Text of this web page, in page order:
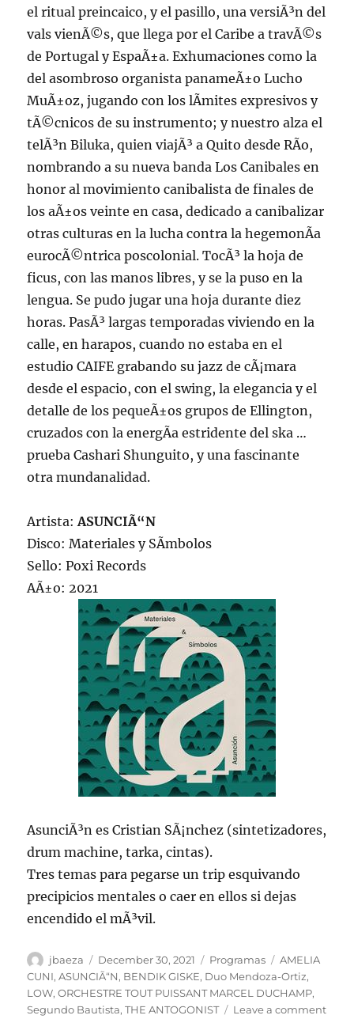
el ritual preincaico, y el pasillo, una versiÃ³n del
vals vienÃ©s, que llega por el Caribe a travÃ©s
de Portugal y EspaÃ±a. Exhumaciones como la
del asombroso organista panameÃ±o Lucho
MuÃ±oz, jugando con los lÃ­mites expresivos y
tÃ©cnicos de su instrumento; y nuestro alza el
telÃ³n Biluka, quien viajÃ³ a Quito desde RÃ­o,
nombrando a su nueva banda Los Canibales en
honor al movimiento canibalista de finales de
los aÃ±os veinte en casa, dedicado a canibalizar
otras culturas en la lucha contra la hegemonÃ­a
eurocÃ©ntrica poscolonial. TocÃ³ la hoja de
ficus, con las manos libres, y se la puso en la
lengua. Se pudo jugar una hoja durante diez
horas. PasÃ³ largas temporadas viviendo en la
calle, en harapos, cuando no estaba en el
estudio CAIFE grabando su jazz de cÃ¡mara
desde el espacio, con el swing, la elegancia y el
detalle de los pequeÃ±os grupos de Ellington,
cruzados con la energÃ­a estridente del ska …
prueba Cashari Shunguito, y una fascinante
otra mundanalidad.
Artista:ASUNCIÃ“N
Disco: Materiales y SÃ­mbolos
Sello: Poxi Records
AÃ±o: 2021
AsunciÃ³n es Cristian SÃ¡nchez (sintetizadores,
drum machine, tarka, cintas).
Tres temas para pegarse un trip esquivando
precipicios mentales o caer en ellos si dejas
encendido el mÃ³vil.
Author
jbaeza
Posted
on
December 30, 2021 Categories
Programas Tags
AMELIA
CUNI,ASUNCIÃ“N, BENDIK GISKE, Duo Mendoza-Ortiz,
LOW,ORCHESTRE TOUT PUISSANT MARCEL DUCHAMP,
Segundo Bautista,THE ANTOGONIST Leave a commenton